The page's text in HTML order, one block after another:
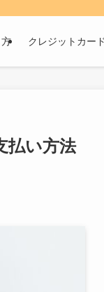
クレジットカー
払い方法